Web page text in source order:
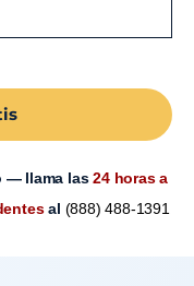
— llama las24 horas a
al (888) 488-1391